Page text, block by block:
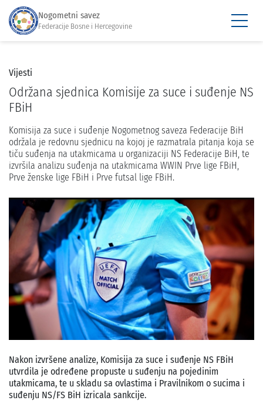
Nogometni savez
Federacije Bosne i Hercegovine
Vijesti
Održana sjednica Komisije za suce i suđenje NS
FBiH
Komisija za suce i suđenje Nogometnog saveza Federacije BiH
održala je redovnu sjednicu na kojoj je razmatrala pitanja koja se
tiču suđenja na utakmicama u organizaciji NS Federacije BiH, te
izvršila analizu suđenja na utakmicama WWIN Prve lige FBiH,
Prve ženske lige FBiH i Prve futsal lige FBiH.
Nakon izvršene analize, Komisija za suce i suđenje NS FBiH
utvrdila je određene propuste u suđenju na pojedinim
utakmicama, te u skladu sa ovlastima i Pravilnikom o sucima i
suđenju NS/FS BiH izricala sankcije.